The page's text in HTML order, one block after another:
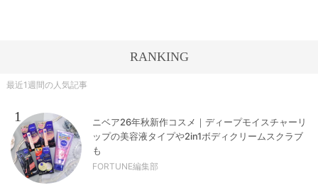
RANKING
最近1週間の人気記事
1
ニベア26年秋新作コスメ｜ディープモイスチャーリ
ップの美容液タイプや2in1ボディクリームスクラブ
も
FORTUNE編集部